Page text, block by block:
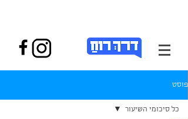
פוסט
כל סיכומי השיעור